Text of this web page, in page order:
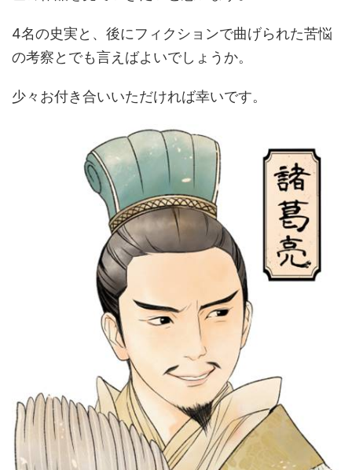
4名の史実と、後にフィクションで曲げられた苦悩
の考察とでも言えばよいでしょうか。
少々お付き合いいただければ幸いです。